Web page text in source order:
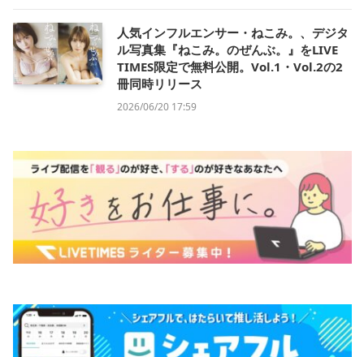
人気インフルエンサー・ねこみ。、デジタ
ル写真集『ねこみ。のぜんぶ。』をLIVE
TIMES限定で無料公開。Vol.1・Vol.2の2
冊同時リリース
2026/06/20 17:59